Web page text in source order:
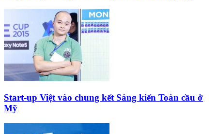
Start-up Việt vào chung kết Sáng kiến Toàn cầu ở
Mỹ